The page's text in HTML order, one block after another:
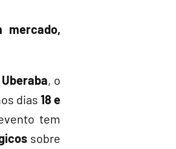
mercado,
Uberaba, o
dias 18 e
tem
sobre